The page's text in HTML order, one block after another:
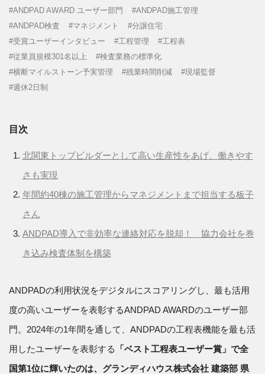
ANDPAD AWARD ユーザー部門
ANDPAD施工管理
ANDPAD検査
マネジメント
分譲住宅
受賞ユーザーインタビュー
工程管理
工程表
従業員規模301名以上
検査業務の標準化
横断マイルストーン予実管理
残業時間削減
現場監督
週休2日制
目次
北関東トップビルダーとして高い生産性をあげ、働きやす
さも実現
年間約40棟の施工管理からマネジメントまで担当する板子
さん
ANDPAD導入で非効率な連絡対応を脱却！ 協力会社を巻
き込み検査体制を構築
ANDPADの利用状況をデジタルにスコアリングし、最も活用
度の高いユーザーを表彰するANDPAD AWARDのユーザー部
門。2024年の1年間を通して、ANDPADの工程表機能を最も活
用したユーザーを表彰する
「ベスト工程表ユーザー賞」で全
国第1位に輝いたのは、グランディハウス株式会社 建築部 県